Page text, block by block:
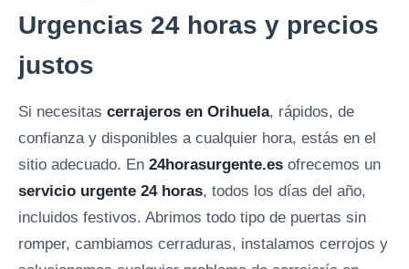
Urgencias 24 horas y precios
justos
Si necesitas cerrajeros en Orihuela, rápidos, de
confianza y disponibles a cualquier hora, estás en el
sitio adecuado. En 24horasurgente.es ofrecemos un
servicio urgente 24 horas, todos los días del año,
incluidos festivos. Abrimos todo tipo de puertas sin
romper, cambiamos cerraduras, instalamos cerrojos y